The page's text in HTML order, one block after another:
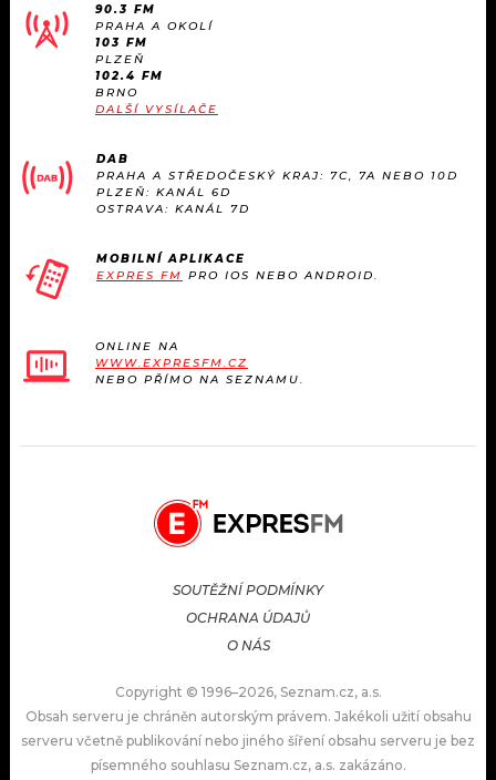
90.3 FM
PRAHA A OKOLÍ
103 FM
PLZEŇ
102.4 FM
BRNO
DALŠÍ VYSÍLAČE
DAB
PRAHA A STŘEDOČESKÝ KRAJ: 7C, 7A NEBO 10D
PLZEŇ: KANÁL 6D
OSTRAVA: KANÁL 7D
MOBILNÍ APLIKACE
EXPRES FM PRO IOS NEBO ANDROID.
ONLINE NA
WWW.EXPRESFM.CZ
NEBO PŘÍMO NA SEZNAMU.
SOUTĚŽNÍ PODMÍNKY
OCHRANA ÚDAJŮ
O NÁS
Copyright © 1996–2026, Seznam.cz, a.s.
Obsah serveru je chráněn autorským právem. Jakékoli užití obsahu
serveru včetně publikování nebo jiného šíření obsahu serveru je bez
písemného souhlasu Seznam.cz, a.s. zakázáno.